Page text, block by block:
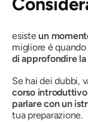
esisteun
migliore è
di approfondire
Se hai dei dubbi,
corso
parlare con un
tua preparazione.